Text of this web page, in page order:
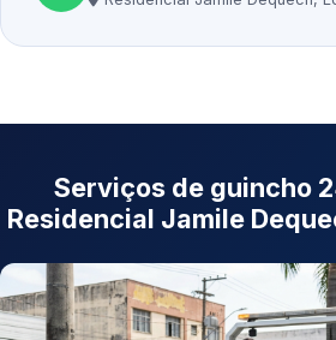
Serviços de guincho
Residencial Jamile